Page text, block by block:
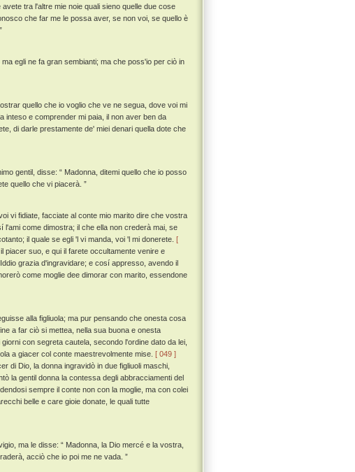
tra l'altre mie noie quali sieno quelle due cose
che far me le possa aver, se non voi, se quello è
egli ne fa gran sembianti; ma che poss'io per ciò in
quello che io voglio che ve ne segua, dove voi mi
inteso e comprender mi paia, il non aver ben da
di darle prestamente de' miei denari quella dote che
gentil, disse: “ Madonna, ditemi quello che io posso
quello che vi piacerà. ”
vi fidiate, facciate al conte mio marito dire che vostra
come dimostra; il che ella non crederà mai, se
il quale se egli 'l vi manda, voi 'l mi donerete. [
piacer suo, e qui il farete occultamente venire e
grazia d'ingravidare; e cosí appresso, avendo il
come moglie dee dimorar con marito, essendone
alla figliuola; ma pur pensando che onesta cosa
a far ciò si mettea, nella sua buona e onesta
con segreta cautela, secondo l'ordine dato da lei,
a giacer col conte maestrevolmente mise. [ 049 ]
di Dio, la donna ingravidò in due figliuoli maschi,
la gentil donna la contessa degli abbracciamenti del
sempre il conte non con la moglie, ma con colei
belle e care gioie donate, le quali tutte
ma le disse: “ Madonna, la Dio mercé e la vostra,
acciò che io poi me ne vada. ”